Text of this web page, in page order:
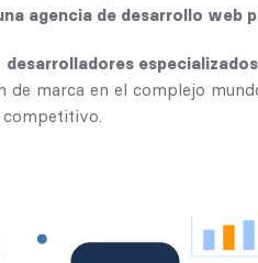
agencia de desarrollo web
desarrolladores
de marca en el complejo